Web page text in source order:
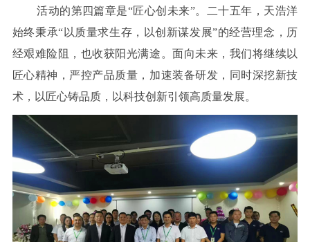
活动的第四篇章是“匠心创未来”。二十五年，天浩洋
始终秉承“以质量求生存，以创新谋发展”的经营理念，历
经艰难险阻，也收获阳光满途。面向未来，我们将继续以
匠心精神，严控产品质量，加速装备研发，同时深挖新技
术，以匠心铸品质，以科技创新引领高质量发展。